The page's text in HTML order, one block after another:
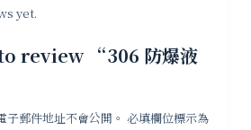
yet.
review “306 防爆液
子郵件地址不會公開。 必填欄位標示為